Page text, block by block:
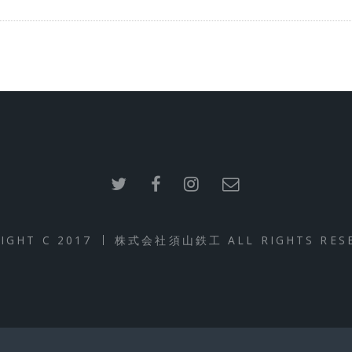
C 2017 株式会社須山鉄工 ALL RIGHTS